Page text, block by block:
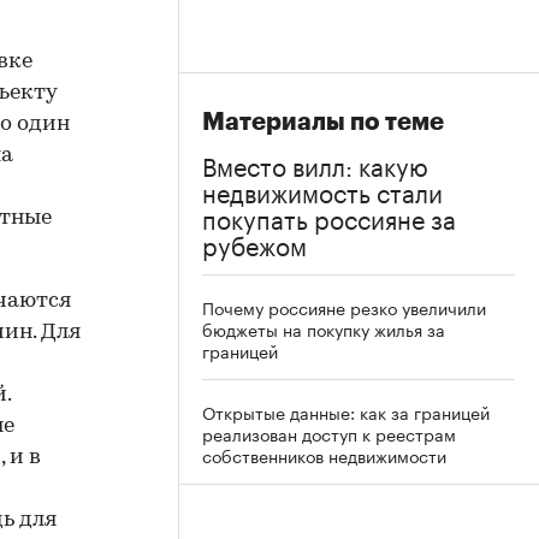
один
Для
и в
для
Материалы по теме
Вместо вилл: какую
недвижимость стали
покупать россияне за
рубежом
Почему россияне резко увеличили
бюджеты на покупку жилья за
границей
Открытые данные: как за границей
реализован доступ к реестрам
собственников недвижимости